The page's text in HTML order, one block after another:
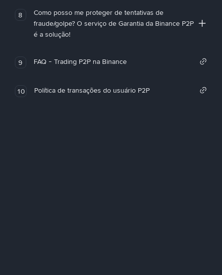
8
Como posso me proteger de tentativas de
fraude/golpe? O serviço de Garantia da Binance P2P
é a solução!
9 FAQ - Trading P2P na Binance
10 Política de transações do usuário P2P